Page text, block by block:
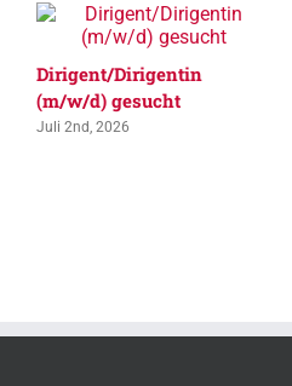
Dirigent/Dirigentin
(m/w/d) gesucht
Juli 2nd, 2026